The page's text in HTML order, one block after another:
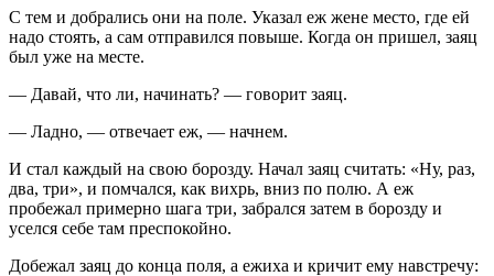
С тем и добрались они на поле. Указал еж жене место, где ей
надо стоять, а сам отправился повыше. Когда он пришел, заяц
был уже на месте.
— Давай, что ли, начинать? — говорит заяц.
— Ладно, — отвечает еж, — начнем.
И стал каждый на свою борозду. Начал заяц считать: «Ну, раз,
два, три», и помчался, как вихрь, вниз по полю. А еж
пробежал примерно шага три, забрался затем в борозду и
уселся себе там преспокойно.
Добежал заяц до конца поля, а ежиха и кричит ему навстречу: